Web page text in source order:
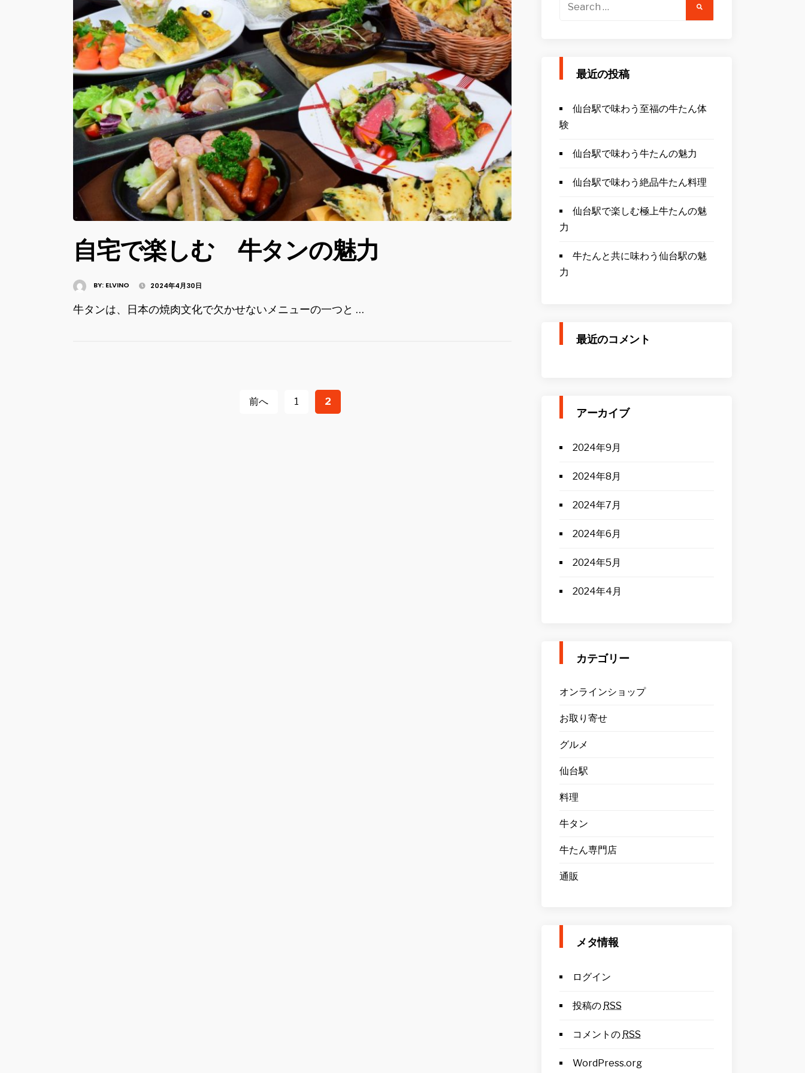
自宅で楽しむ 牛タンの魅力
BY: ELVINO 2024年4月30日
牛タンは、日本の焼肉文化で欠かせないメニューの一つと …
前へ 1 2
最近の投稿
仙台駅で味わう至福の牛たん体
験
仙台駅で味わう牛たんの魅力
仙台駅で味わう絶品牛たん料理
仙台駅で楽しむ極上牛たんの魅
力
牛たんと共に味わう仙台駅の魅
力
最近のコメント
アーカイブ
2024年9月
2024年8月
2024年7月
2024年6月
2024年5月
2024年4月
カテゴリー
オンラインショップ
お取り寄せ
グルメ
仙台駅
料理
牛タン
牛たん専門店
通販
メタ情報
ログイン
投稿の RSS
コメントの RSS
WordPress.org